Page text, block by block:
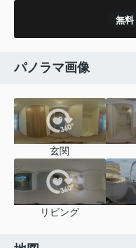
無料
パノラマ画像
玄関
リビング